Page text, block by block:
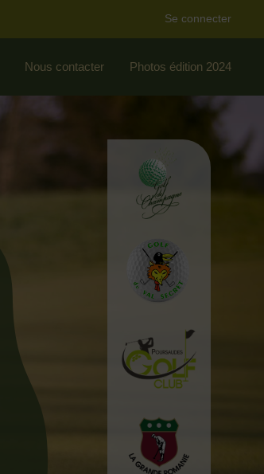
Se connecter
Nous contacter Photos édition 2024